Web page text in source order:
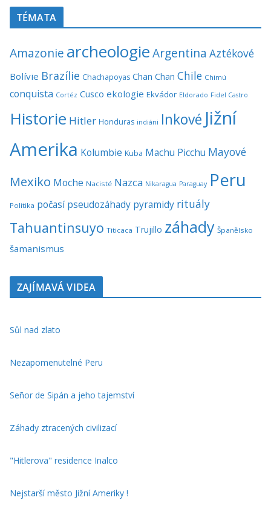
TÉMATA
Amazonie archeologieArgentina Aztékové
Bolívie Brazílie Chachapoyas Chan Chan Chile Chimú
conquista Cortéz Cusco ekologie Ekvádor Eldorado Fidel Castro
Historie Hitler Honduras indiáni Inkové Jižní
Amerika Kolumbie Kuba Machu Picchu Mayové
Mexiko Moche Nacisté Nazca Nikaragua Paraguay Peru
Politika počasí pseudozáhady pyramidy rituály
Tahuantinsuyo Titicaca Trujillo záhady Španělsko
šamanismus
ZAJÍMAVÁ VIDEA
Sůl nad zlato
Nezapomenutelné Peru
Señor de Sipán a jeho tajemství
Záhady ztracených civilizací
"Hitlerova" residence Inalco
Nejstarší město Jižní Ameriky !